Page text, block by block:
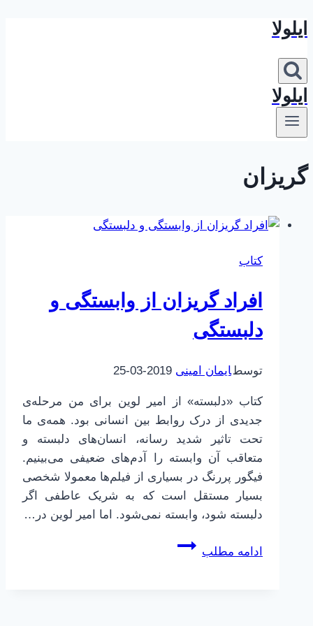
بازگشت
محتوا
ایلولا
ایلولا
گریزان
کتاب
افراد گریزان از وابستگی و
دلبستگی
توسطایمان امینی 2019-03-25
کتاب «دلبسته» از امیر لوین برای من مرحله‌ی
جدیدی از درک روابط بین انسانی بود. همه‌ی ما
تحت تاثیر شدید رسانه، انسان‌های دلبسته و
متعاقب آن وابسته را آدم‌های ضعیفی می‌بینیم.
فیگور پررنگ در بسیاری از فیلم‌ها معمولا شخصی
بسیار مستقل است که به شریک عاطفی اگر
دلبسته شود، وابسته نمی‌شود. اما امیر لوین در…
ادامه مطلب
افراد